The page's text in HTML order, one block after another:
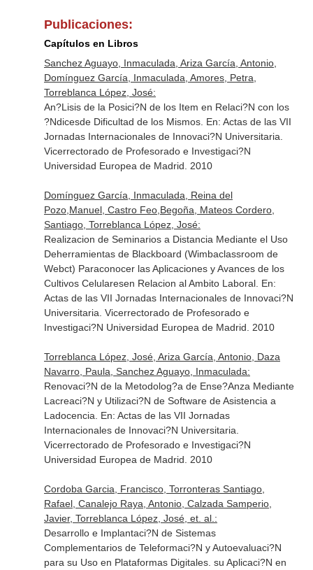
Publicaciones:
Capítulos en Libros
Sanchez Aguayo, Inmaculada, Ariza García, Antonio,
Domínguez García, Inmaculada, Amores, Petra,
Torreblanca López, José:
An?Lisis de la Posici?N de los Item en Relaci?N con los
?Ndicesde Dificultad de los Mismos. En: Actas de las VII
Jornadas Internacionales de Innovaci?N Universitaria
Vicerrectorado de Profesorado e Investigaci?N
Universidad Europea de Madrid. 2010
Domínguez García, Inmaculada, Reina del
Pozo,Manuel, Castro Feo,Begoña, Mateos Cordero,
Santiago, Torreblanca López, José:
Realizacion de Seminarios a Distancia Mediante el Uso
Deherramientas de Blackboard (Wimbaclassroom de
Webct) Paraconocer las Aplicaciones y Avances de los
Cultivos Celularesen Relacion al Ambito Laboral. En:
Actas de las VII Jornadas Internacionales de Innovaci?N
Universitaria . Vicerrectorado de Profesorado e
Investigaci?N Universidad Europea de Madrid. 2010
Torreblanca López, José, Ariza García, Antonio, Daza
Navarro, Paula, Sanchez Aguayo, Inmaculada:
Renovaci?N de la Metodolog?a de Ense?Anza Mediante
Lacreaci?N y Utilizaci?N de Software de Asistencia a
Ladocencia. En: Actas de las VII Jornadas
Internacionales de Innovaci?N Universitaria
Vicerrectorado de Profesorado e Investigaci?N
Universidad Europea de Madrid. 2010
Cordoba Garcia, Francisco, Torronteras Santiago,
Rafael, Canalejo Raya, Antonio, Calzada Samperio,
Javier, Torreblanca López, José, et. al.:
Desarrollo e Implantaci?N de Sistemas
Complementarios de Teleformaci?N y Autoevaluaci?N
para su Uso en Plataformas Digitales. su Aplicaci?N en